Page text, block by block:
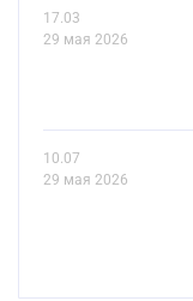
17.03
29 мая 2026
10.07
29 мая 2026